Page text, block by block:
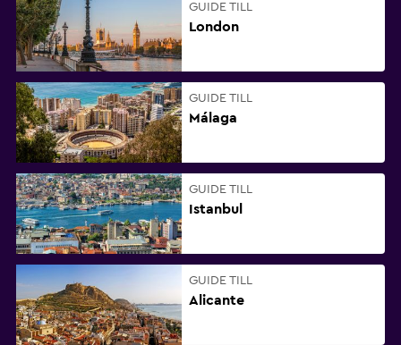
GUIDE TILL
London
GUIDE TILL
Málaga
GUIDE TILL
Istanbul
GUIDE TILL
Alicante